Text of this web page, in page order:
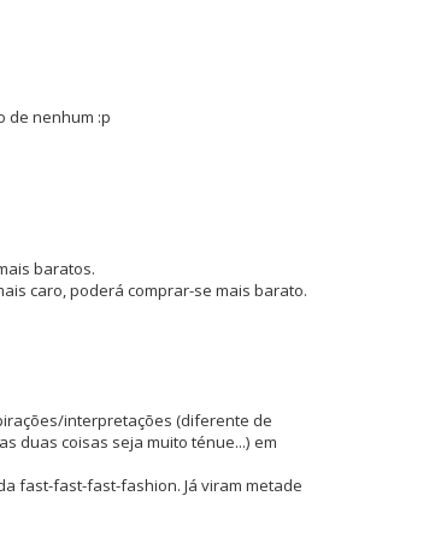
de nenhum :p
baratos.
caro, poderá comprar-se mais barato.
interpretações (diferente de
duas coisas seja muito ténue...) em
fast-fast-fast-fashion. Já viram metade